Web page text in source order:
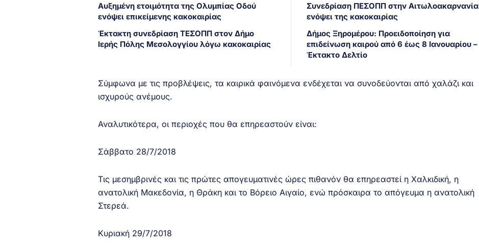
Αυξημένη ετοιμότητα της Ολυμπίας Οδού
ενόψει επικείμενης κακοκαιρίας
Έκτακτη συνεδρίαση ΤΕΣΟΠΠ στον Δήμο
Ιερής Πόλης Μεσολογγίου λόγω κακοκαιρίας
Συνεδρίαση ΠΕΣΟΠΠ στην Αιτωλοακαρνανία
ενόψει της κακοκαιρίας
Δήμος Ξηρομέρου: Προειδοποίηση για
επιδείνωση καιρού από 6 έως 8 Ιανουαρίου –
Έκτακτο Δελτίο
Σύμφωνα με τις προβλέψεις, τα καιρικά φαινόμενα ενδέχεται να συνοδεύονται από χαλάζι και
ισχυρούς ανέμους.
Αναλυτικότερα, οι περιοχές που θα επηρεαστούν είναι:
Σάββατο 28/7/2018
Τις μεσημβρινές και τις πρώτες απογευματινές ώρες πιθανόν θα επηρεαστεί η Χαλκιδική, η
ανατολική Μακεδονία, η Θράκη και το Βόρειο Αιγαίο, ενώ πρόσκαιρα το απόγευμα η ανατολική
Στερεά.
Κυριακή 29/7/2018